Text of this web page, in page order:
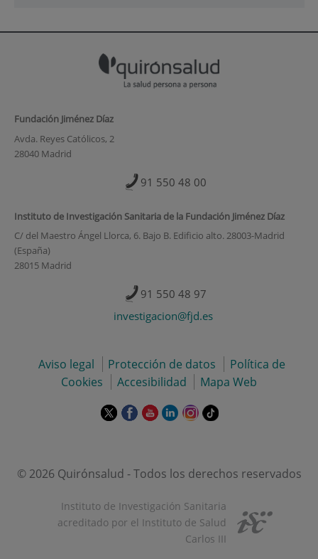
Fundación Jiménez Díaz
Avda. Reyes Católicos, 2
28040 Madrid
91 550 48 00
Instituto de Investigación Sanitaria de la Fundación Jiménez Díaz
C/ del Maestro Ángel Llorca, 6. Bajo B. Edificio alto. 28003-Madrid
(España)
28015 Madrid
91 550 48 97
investigacion@fjd.es
Aviso legal Protección de datos
Política de
Cookies
Accesibilidad Mapa Web
Este
en
ventana
nueva.
Este
en
ventana
nueva.
Este
en
ventana
Este
en
ventana
nueva.
Este
en
ventana
nueva.
Enlace
externa.
© 2026 Quirónsalud - Todos los derechos reservados
Instituto de Investigación Sanitaria
acreditado por el Instituto de Salud
Carlos III